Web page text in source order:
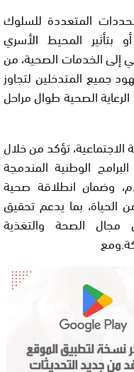
المتعددة للسلوك
بتأثير المحيط الأسري
إلى الخدمات الصحية، من
جميع المتدخلين لتجاوز
الصحية طوال مراحل
الاجتماعية، تؤكد من خلال
الوطنية المندمجة
وضمان انطلاقة صحية
الحياة، بما يدعم تحقيق
مجال الصحة والتغذية